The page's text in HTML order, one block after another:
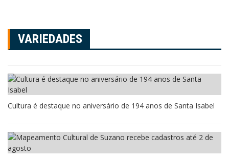
VARIEDADES
Cultura é destaque no aniversário de 194 anos de Santa Isabel